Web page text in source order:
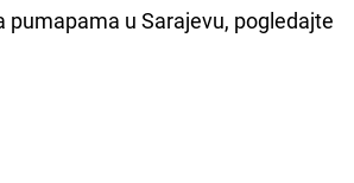
pumapama u Sarajevu, pogledajte